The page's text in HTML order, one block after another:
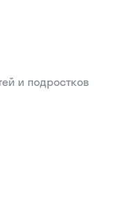
и подростков